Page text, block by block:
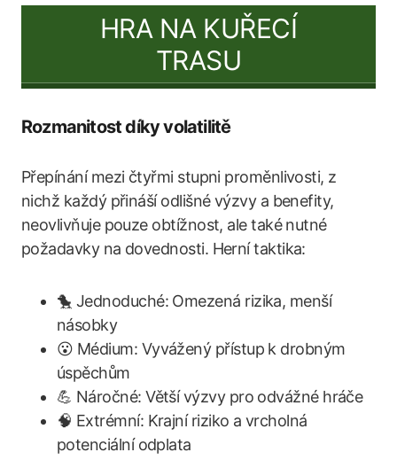
HRA NA KUŘECÍ
TRASU
Rozmanitost díky volatilitě
Přepínání mezi čtyřmi stupni proměnlivosti, z
nichž každý přináší odlišné výzvy a benefity,
neovlivňuje pouze obtížnost, ale také nutné
požadavky na dovednosti. Herní taktika:
🐤 Jednoduché: Omezená rizika, menší
násobky
😮 Médium: Vyvážený přístup k drobným
úspěchům
💪 Náročné: Větší výzvy pro odvážné hráče
🧠 Extrémní: Krajní riziko a vrcholná
potenciální odplata